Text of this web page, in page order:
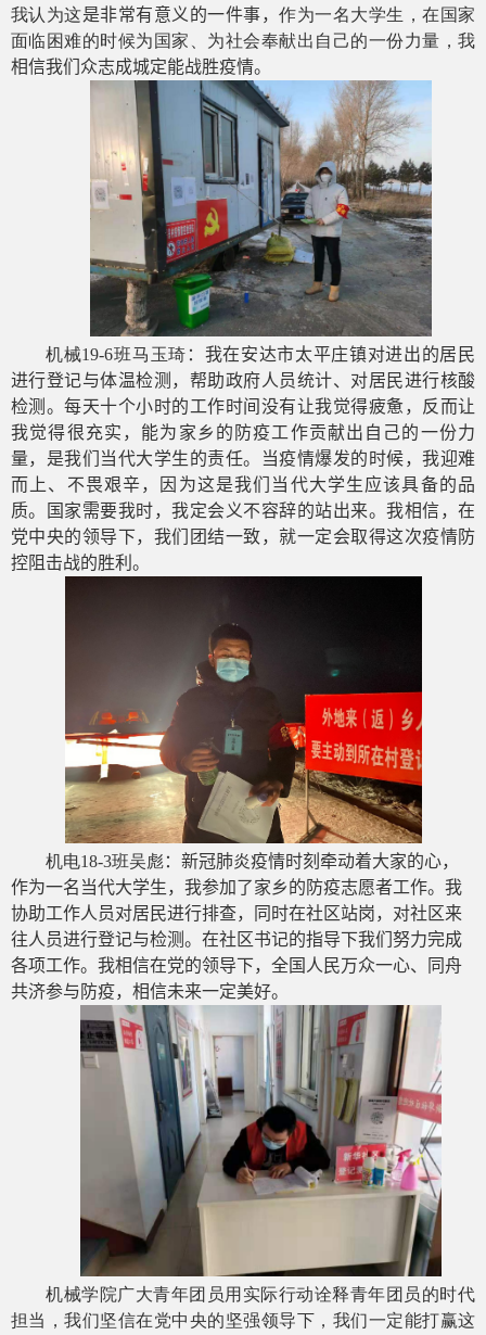
我认为这是非常有意义的一件事，作为一名大学生，在国家
面临困难的时候为国家、为社会奉献出自己的一份力量，我
相信我们众志成城定能战胜疫情。
机械19-6班马玉琦 ： 我在安达市太平庄镇对进出的居民
进行登记与体温检测，帮助政府人员统计、对居民进行核酸
检测。每天十个小时的工作时间没有让我觉得疲惫，反而让
我觉得很充实，能为家乡的防疫工作贡献出自己的一份力
量，是我们当代大学生的责任。当疫情爆发的时候，我迎难
而上、不畏艰辛，因为这是我们当代大学生应该具备的品
质。国家需要我时，我定会义不容辞的站出来。我相信，在
党中央的领导下，我们团结一致，就一定会取得这次疫情防
控阻击战的胜利。
机电18-3班吴彪：新冠肺炎疫情时刻牵动着大家的心，
作为一名当代大学生，我参加了家乡的防疫志愿者工作。我
协助工作人员对居民进行排查，同时在社区站岗，对社区来
往人员进行登记与检测。在社区书记的指导下我们努力完成
各项工作。我相信在党的领导下，全国人民万众一心、同舟
共济参与防疫，相信未来一定美好。
机械学院广大青年团员用实际行动诠释青年团员的时代
担当，我们坚信在党中央的坚强领导下，我们一定能打赢这